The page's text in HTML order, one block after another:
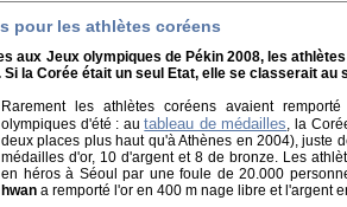
pour les athlètes coréens
aux Jeux olympiques de Pékin 2008, les
la Corée était un seul Etat, elle se classerait au
Rarement les athlètes coréens avaient
olympiques d'été : autableau de médailles, la
deux places plus haut qu'à Athènes en 2004), juste
médailles d'or, 10 d'argent et 8 de bronze. Les
en héros à Séoul par une foule de 20.000
hwan a remporté l'or en 400 m nage libre et l'argent